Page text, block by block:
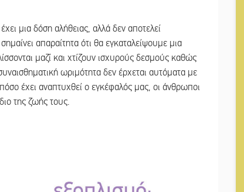
μια δόση αλήθειας, αλλά δεν αποτελεί
απαραίτητα ότι θα εγκαταλείψουμε μια
μαζί και χτίζουν ισχυρούς δεσμούς καθώς
ωριμότητα δεν έρχεται αυτόματα με
έχει αναπτυχθεί ο εγκέφαλός μας, οι άνθρωποι
της ζωής τους.